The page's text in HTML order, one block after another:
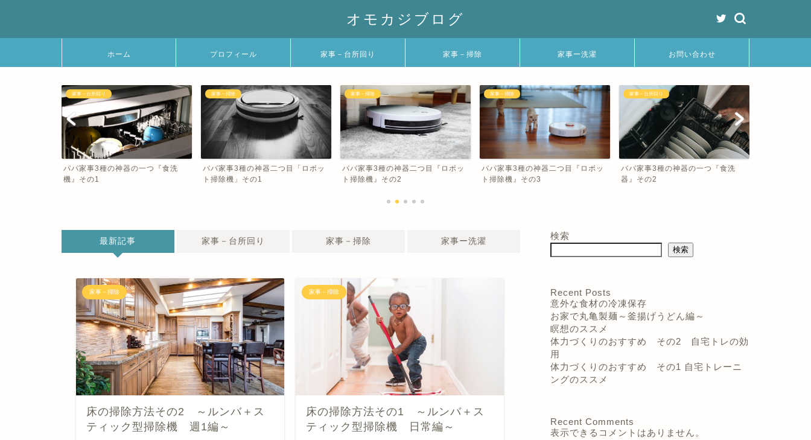
オモカジブログ
ホーム プロフィール 家事－台所回り 家事－掃除 家事ー洗濯 お問い合わせ
家事－掃除
パパ家事3種の神器二つ目「ロボッ
ト掃除機」その1
家事－掃除
パパ家事3種の神器二つ目『ロボッ
ト掃除機』その2
家事－掃除
パパ家事3種の神器二つ目『ロボッ
ト掃除機』その3
家事－台所回り
パパ家事3種の神器の一つ『食洗
器』その2
家事－台所回り
パパ家事3種の神器の一つ『食洗
機』その1
最新記事 家事－台所回り 家事－掃除 家事ー洗濯
家事－掃除
床の掃除方法その2 ～ルンバ＋ス
ティック型掃除機 週1編～
家事－掃除
床の掃除方法その1 ～ルンバ＋ス
ティック型掃除機 日常編～
家事－台所回り
ンロクリーナー
検索
検索
Recent Posts
意外な食材の冷凍保存
お家で丸亀製麺～釜揚げうどん編～
瞑想のススメ
体力づくりのおすすめ その2 自宅トレの効
用
体力づくりのおすすめ その1 自宅トレーニ
ングのススメ
Recent Comments
表示できるコメントはありません。